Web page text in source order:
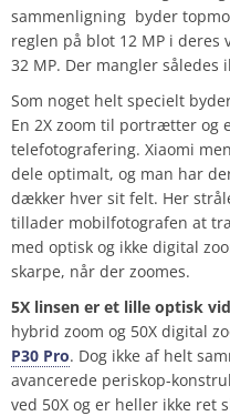
sammenligning byder
reglen på blot 12 MP i deres
32 MP. Der mangler således
Som noget helt specielt
En 2X zoom til portrætter og
telefotografering. Xiaomi
dele optimalt, og man har
dækker hver sit felt. Her
tillader mobilfotografen at
med optisk og ikke digital
skarpe, når der zoomes.
5X linsen er et lille optisk
hybrid zoom og 50X digital
P30 Pro. Dog ikke af helt
avancerede periskop-
ved 50X og er heller ikke ret